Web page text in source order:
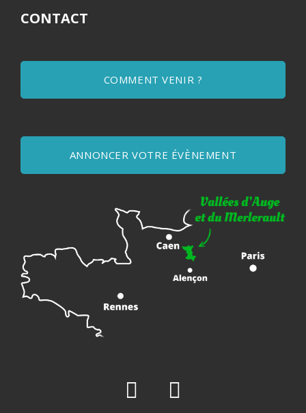
CONTACT
COMMENT VENIR ?
ANNONCER VOTRE ÉVÈNEMENT